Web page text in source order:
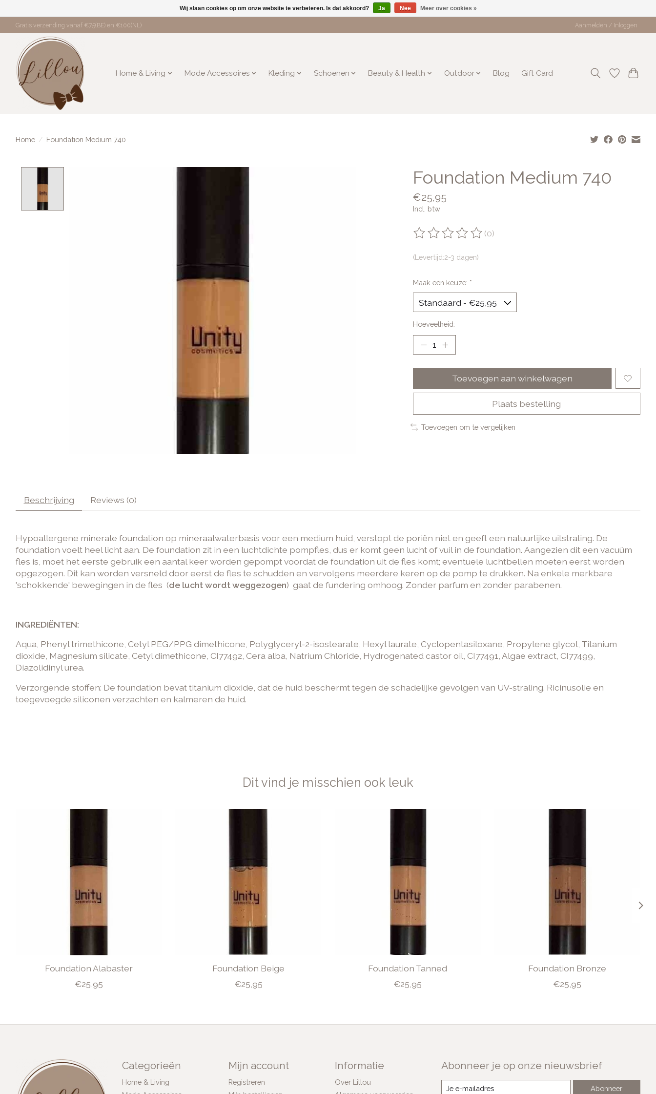
Gratis verzending vanaf €75(BE) en €100(NL) Aanmelden / Inloggen
Home & Living Mode Accessoires Kleding Schoenen Beauty & Health Outdoor Blog Gift Card
Home / Foundation Medium 740
Foundation Medium 740
€25,95
Incl. btw
De beoordeling van dit product is
(0)
(Levertijd:2-3 dagen)
Maak een keuze: *
Hoeveelheid:
Toevoegen aan winkelwagen
Plaats bestelling
Toevoegen om te vergelijken
Beschrijving Reviews (0)
Hypoallergene minerale foundation op mineraalwaterbasis voor een medium huid, verstopt de poriën niet en geeft een natuurlijke uitstraling. De
foundation voelt heel licht aan. De foundation zit in een luchtdichte pompfles, dus er komt geen lucht of vuil in de foundation. Aangezien dit een vacuüm
fles is, moet het eerste gebruik een aantal keer worden gepompt voordat de foundation uit de fles komt; eventuele luchtbellen moeten eerst worden
opgezogen. Dit kan worden versneld door eerst de fles te schudden en vervolgens meerdere keren op de pomp te drukken. Na enkele merkbare
'schokkende' bewegingen in de fles (de lucht wordt weggezogen) gaat de fundering omhoog. Zonder parfum en zonder parabenen.
INGREDIËNTEN:
Aqua, Phenyl trimethicone, Cetyl PEG/PPG dimethicone, Polyglyceryl-2-isostearate, Hexyl laurate, Cyclopentasiloxane, Propylene glycol, Titanium
dioxide, Magnesium silicate, Cetyl dimethicone, CI77492, Cera alba, Natrium Chloride, Hydrogenated castor oil, CI77491, Algae extract, CI77499,
Diazolidinyl urea.
Verzorgende stoffen: De foundation bevat titanium dioxide, dat de huid beschermt tegen de schadelijke gevolgen van UV-straling. Ricinusolie en
toegevoegde siliconen verzachten en kalmeren de huid.
Dit vind je misschien ook leuk
Foundation Alabaster
€25,95
Foundation Beige
€25,95
Foundation Tanned
€25,95
Foundation Bronze
€25,95
Categorieën
Home & Living
Mijn account
Registreren
Informatie
Over Lillou
Abonneer je op onze nieuwsbrief
Abonneer
Wij slaan cookies op om onze website te verbeteren. Is dat akkoord? Ja Nee Meer over cookies »